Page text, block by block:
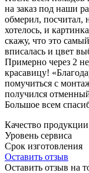
на заказ под наши
обмерил, посчитал,
хотелось, и
скажу, что это
вписалась и цвет
Примерно через 2
красавицу!
помучиться с
получился
Большое всем
Качество продукции
Уровень сервиса
Срок изготовления
Оставить отзыв
Оставить отзыв на